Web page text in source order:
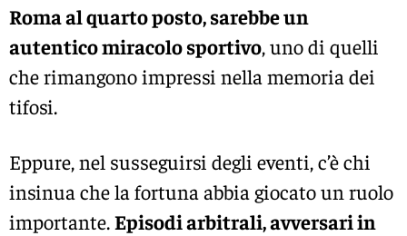
Roma al quarto posto, sarebbe un
autentico miracolo sportivo, uno di quelli
che rimangono impressi nella memoria dei
tifosi.
Eppure, nel susseguirsi degli eventi, c’è chi
insinua che la fortuna abbia giocato un ruolo
importante.Episodi arbitrali, avversari in